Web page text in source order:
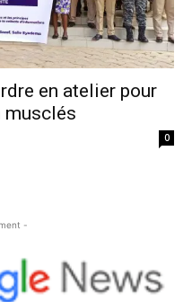
en atelier pour
musclés
0
-